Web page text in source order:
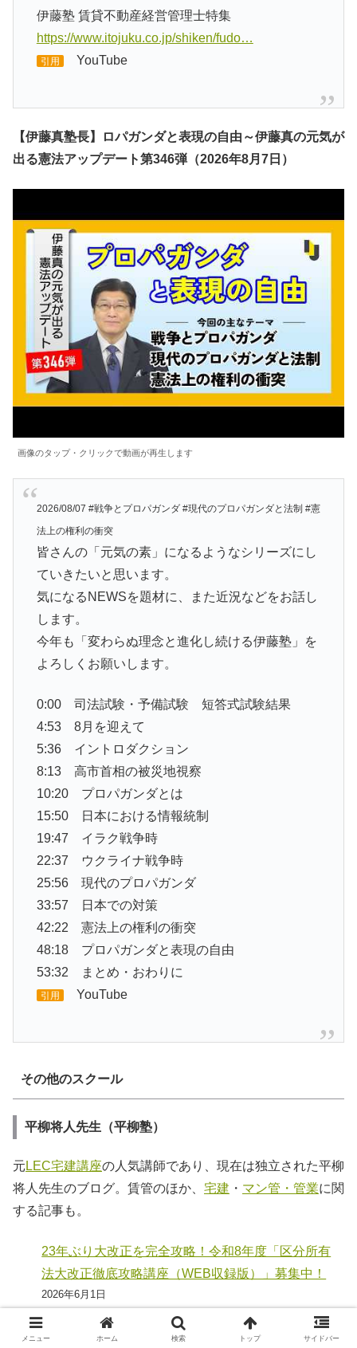
伊藤塾 賃貸不動産経営管理士特集
https://www.itojuku.co.jp/shiken/fudo…
引用 YouTube
【伊藤真塾長】ロパガンダと表現の自由～伊藤真の元気が
出る憲法アップデート第346弾（2026年8月7日）
画像のタップ・クリックで動画が再生します
2026/08/07 #戦争とプロパガンダ #現代のプロパガンダと法制 #憲
法上の権利の衝突
皆さんの「元気の素」になるようなシリーズにし
ていきたいと思います。
気になるNEWSを題材に、また近況などをお話し
します。
今年も「変わらぬ理念と進化し続ける伊藤塾」を
よろしくお願いします。
0:00 司法試験・予備試験 短答式試験結果
4:53 8月を迎えて
5:36 イントロダクション
8:13 高市首相の被災地視察
10:20 プロパガンダとは
15:50 日本における情報統制
19:47 イラク戦争時
22:37 ウクライナ戦争時
25:56 現代のプロパガンダ
33:57 日本での対策
42:22 憲法上の権利の衝突
48:18 プロパガンダと表現の自由
53:32 まとめ・おわりに
引用 YouTube
その他のスクール
平柳将人先生（平柳塾）
元 LEC宅建講座の人気講師であり、現在は独立された平柳
将人先生のブログ。賃管のほか、 宅建 ・ マン管・管業に関
する記事も。
23年ぶり大改正を完全攻略！令和8年度「区分所有
法大改正徹底攻略講座（WEB収録版）」募集中！
2026年6月1日
「管理業務主任者 きほんの教科書・きほんの過去
問」（日建学院）が出版されます！！
メニュー ホーム 検索 トップ サイドバー